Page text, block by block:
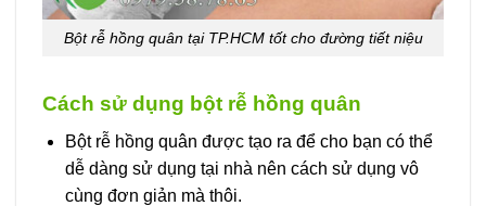
Bột rễ hồng quân tại TP.HCM tốt cho đường tiết niệu
Cách sử dụng bột rễ hồng quân
Bột rễ hồng quân được tạo ra để cho bạn có thể
dễ dàng sử dụng tại nhà nên cách sử dụng vô
cùng đơn giản mà thôi.